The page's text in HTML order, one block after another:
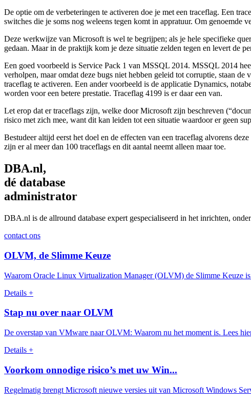
De optie om de verbeteringen te activeren doe je met een traceflag. Een
switches die je soms nog weleens tegen komt in appratuur. Om genoemde
Deze werkwijze van Microsoft is wel te begrijpen; als je hele specifieke
gedaan. Maar in de praktijk kom je deze situatie zelden tegen en levert de
Een goed voorbeeld is Service Pack 1 van MSSQL 2014. MSSQL 2014
verholpen, maar omdat deze bugs niet hebben geleid tot corruptie, staan
traceflag te activeren. Een ander voorbeeld is de applicatie Dynamics,
worden voor een betere prestatie. Traceflag 4199 is er daar een van.
Let erop dat er traceflags zijn, welke door Microsoft zijn beschreven
risico met zich mee, want dit kan leiden tot een situatie waardoor er geen
Bestudeer altijd eerst het doel en de effecten van een traceflag alvorens
zijn er al meer dan 100 traceflags en dit aantal neemt alleen maar toe.
DBA.nl,
dé database
administrator
DBA.nl is de allround database expert gespecialiseerd in het inrichten,
contact ons
OLVM, de Slimme Keuze
Waarom Oracle Linux Virtualization Manager (OLVM) de Slimme Keuze
Details +
Stap nu over naar OLVM
De overstap van VMware naar OLVM: Waarom nu het moment is. Lees
Details +
Voorkom onnodige risico’s met uw Win...
Regelmatig brengt Microsoft nieuwe versies uit van Microsoft Windows